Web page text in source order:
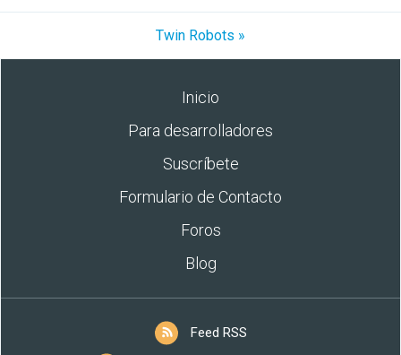
Twin Robots »
Inicio
Para desarrolladores
Suscríbete
Formulario de Contacto
Foros
Blog
Feed RSS